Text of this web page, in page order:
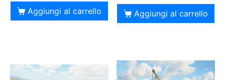
Aggiungi al carrello Aggiungi al carrello